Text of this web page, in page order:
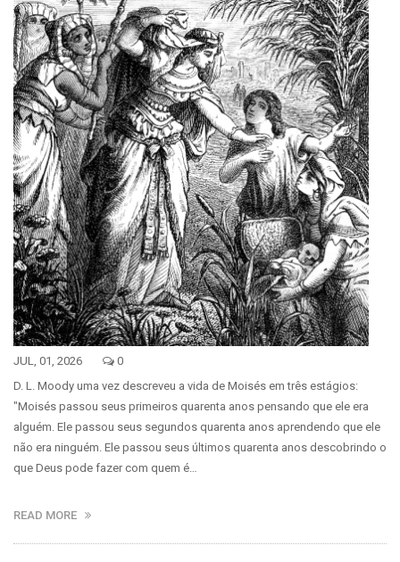
JUL, 01, 2026
0
D. L. Moody uma vez descreveu a vida de Moisés em três estágios:
"Moisés passou seus primeiros quarenta anos pensando que ele era
alguém. Ele passou seus segundos quarenta anos aprendendo que ele
não era ninguém. Ele passou seus últimos quarenta anos descobrindo o
que Deus pode fazer com quem é…
READ MORE